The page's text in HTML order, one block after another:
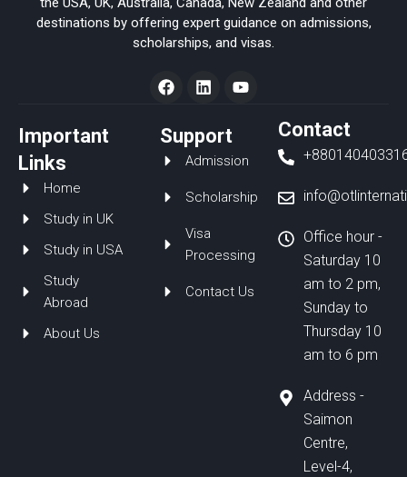
destinations by offering expert guidance on admissions,
scholarships, and visas.
F
a
e
b
o
k
L
i
k
e
d
n
Y
o
b
Important
Links
Home
Study in UK
Study in USA
Study
Abroad
About Us
Support
Admission
Scholarship
Visa
Processing
Contact Us
Contact
Office hour -
Saturday 10
am to 2 pm,
Sunday to
Thursday 10
am to 6 pm
Address -
Saimon
Centre,
Level-4,